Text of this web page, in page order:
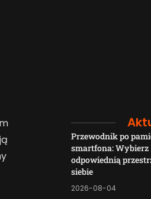
Przewodnik po
smartfona: Wybierz
odpowiednią
siebie
2026-08-04